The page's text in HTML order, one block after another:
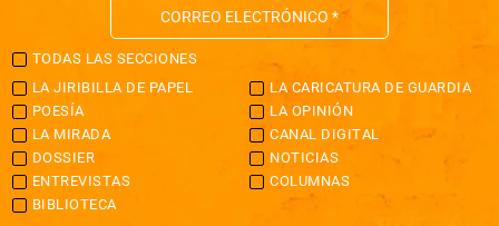
TODAS LAS SECCIONES
LA JIRIBILLA DE PAPEL
LA CARICATURA DE GUARDIA
POESÍA
LA OPINIÓN
LA MIRADA
CANAL DIGITAL
DOSSIER
NOTICIAS
ENTREVISTAS
COLUMNAS
BIBLIOTECA